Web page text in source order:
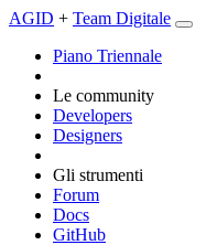
AGID + Team Digitale
Piano Triennale
Le community
Developers
Designers
Gli strumenti
Forum
Docs
GitHub